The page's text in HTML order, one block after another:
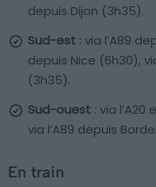
depuis Dijon (3h35).
Sud-est : via l’A89
depuis Nice (6h30),
(3h35).
Sud-ouest : via
via l’A89 depuis
En train